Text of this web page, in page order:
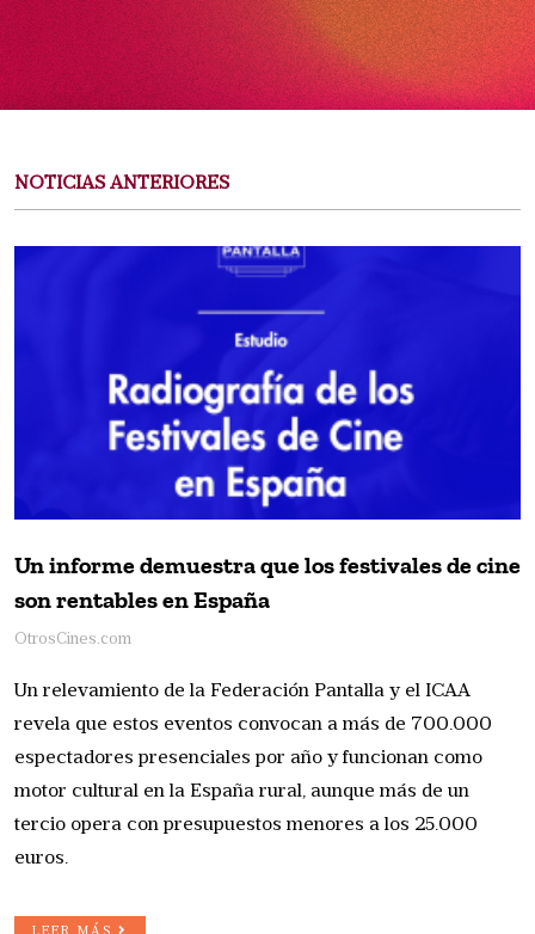
NOTICIAS ANTERIORES
Un informe demuestra que los festivales de cine
son rentables en España
OtrosCines.com
Un relevamiento de la Federación Pantalla y el ICAA
revela que estos eventos convocan a más de 700.000
espectadores presenciales por año y funcionan como
motor cultural en la España rural, aunque más de un
tercio opera con presupuestos menores a los 25.000
euros.